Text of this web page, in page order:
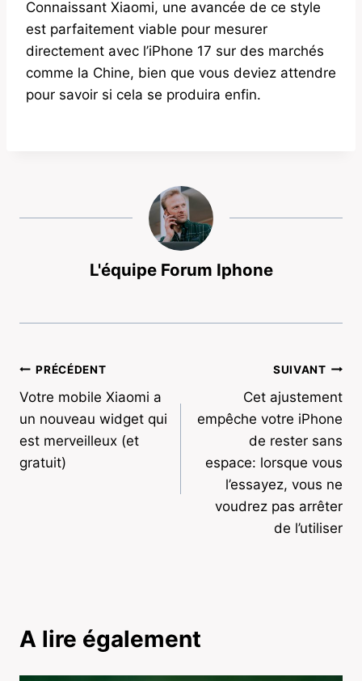
Connaissant Xiaomi, une avancée de ce style
est parfaitement viable pour mesurer
directement avec l’iPhone 17 sur des marchés
comme la Chine, bien que vous deviez attendre
pour savoir si cela se produira enfin.
L'équipe Forum Iphone
Navigation
de
l’article
PRÉCÉDENT
Votre mobile Xiaomi a
un nouveau widget qui
est merveilleux (et
gratuit)
SUIVANT
Cet ajustement
empêche votre iPhone
de rester sans
espace: lorsque vous
l’essayez, vous ne
voudrez pas arrêter
de l’utiliser
A lire également